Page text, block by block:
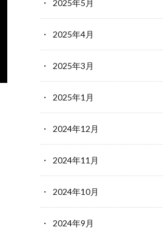
2025年5月
2025年4月
2025年3月
2025年1月
2024年12月
2024年11月
2024年10月
2024年9月